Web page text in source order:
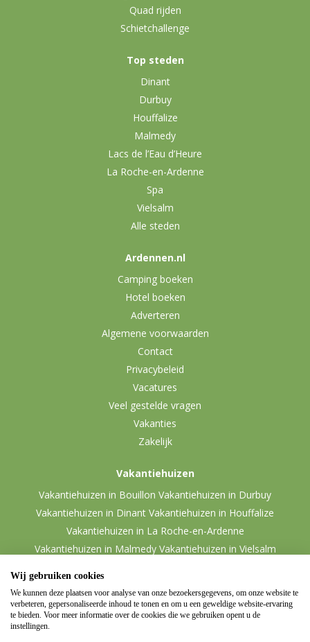
Quad rijden
Schietchallenge
Top steden
Dinant
Durbuy
Houffalize
Malmedy
Lacs de l’Eau d’Heure
La Roche-en-Ardenne
Spa
Vielsalm
Alle steden
Ardennen.nl
Camping boeken
Hotel boeken
Adverteren
Algemene voorwaarden
Contact
Privacybeleid
Vacatures
Veel gestelde vragen
Vakanties
Zakelijk
Vakantiehuizen
Vakantiehuizen in Bouillon Vakantiehuizen in Durbuy
Vakantiehuizen in Dinant Vakantiehuizen in Houffalize
Vakantiehuizen in La Roche-en-Ardenne
Vakantiehuizen in Malmedy Vakantiehuizen in Vielsalm
Wij gebruiken cookies
We kunnen deze plaatsen voor analyse van onze bezoekersgegevens, om onze website te
verbeteren, gepersonaliseerde inhoud te tonen en om u een geweldige website-ervaring
te bieden. Voor meer informatie over de cookies die we gebruiken opent u de
instellingen.